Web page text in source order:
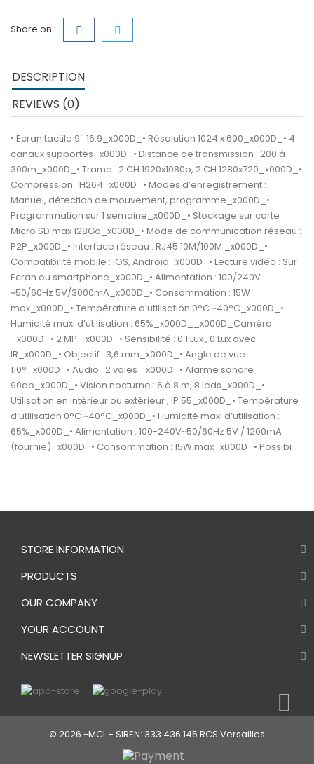
Share on :
DESCRIPTION
REVIEWS (0)
• Ecran tactile 9'' 16:9_x000D_• Résolution 1024 x 600_x000D_• 4
canaux supportés_x000D_• Distance de transmission : 200 à
300m_x000D_• Trame : 2 CH 1920x1080p, 2 CH 1280x720_x000D_•
Compression : H264_x000D_• Modes d’enregistrement :
Manuel, détection de mouvement, programme_x000D_•
Programmation sur 1 semaine_x000D_• Stockage sur carte
Micro SD max 128Go_x000D_• Mode de communication réseau :
P2P_x000D_• Interface réseau : RJ45 10M/100M _x000D_•
Compatibilité mobile : iOS, Android_x000D_• Lecture vidéo : Sur
Ecran ou smartphone_x000D_• Alimentation : 100/240V
~50/60Hz 5V/3000mA_x000D_• Consommation : 15W
max_x000D_• Température d’utilisation 0°C ~40°C_x000D_•
Humidité maxi d’utilisation : 65%_x000D__x000D_Caméra :
_x000D_• 2 MP _x000D_• Sensibilité : 0.1 Lux , 0 Lux avec
IR_x000D_• Objectif : 3,6 mm_x000D_• Angle de vue :
110°_x000D_• Audio : 2 voies _x000D_• Alarme sonore :
90db_x000D_• Vision nocturne : 6 à 8 m, 8 leds_x000D_•
Utilisation en intérieur ou extérieur , IP 55_x000D_• Température
d’utilisation 0°C ~40°C_x000D_• Humidité maxi d’utilisation :
65%_x000D_• Alimentation : 100-240V~50/60Hz 5V / 1200mA
(fournie)_x000D_• Consommation : 15W max_x000D_• Possibi
STORE INFORMATION
PRODUCTS
OUR COMPANY
YOUR ACCOUNT
NEWSLETTER SIGNUP
© 2026 -MCL - SIREN: 333 436 145 RCS Versailles